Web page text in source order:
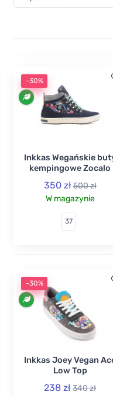
je noszą,
się za każdą parą
sprzedaną parę
współpracy z
Zapoznaj się z pełną
-30%
Inkkas Wegańskie
kempingowe Zocalo
350 zł 500 zł
W magazynie
37
-30%
Inkkas Joey Vegan
Low Top
238 zł 340 zł